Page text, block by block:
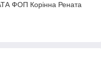
ФОП Корінна Рената